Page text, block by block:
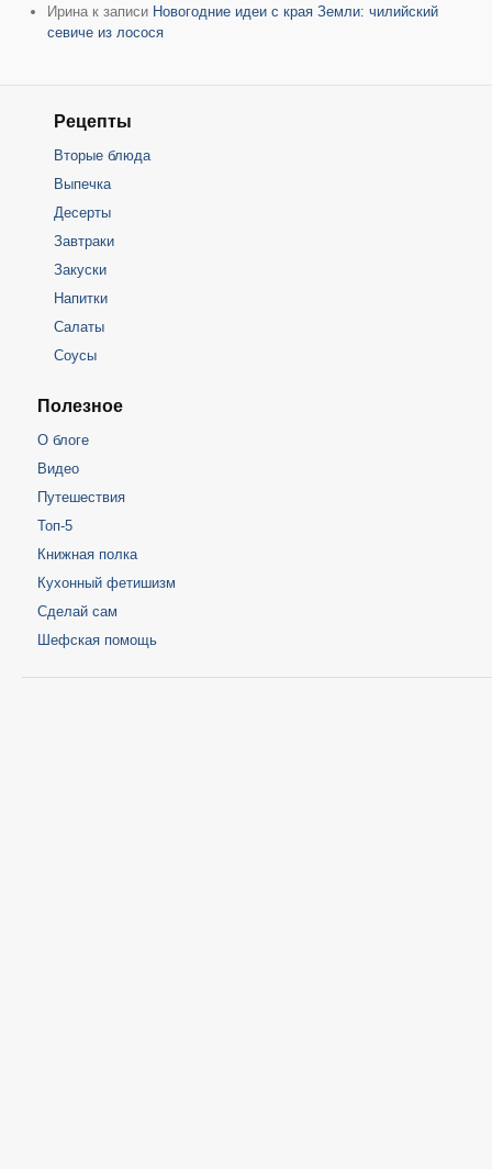
Ирина к записи Новогодние идеи с края Земли: чилийский
севиче из лосося
Рецепты
Вторые блюда
Выпечка
Десерты
Завтраки
Закуски
Напитки
Салаты
Соусы
Полезное
О блоге
Видео
Путешествия
Топ-5
Книжная полка
Кухонный фетишизм
Сделай сам
Шефская помощь